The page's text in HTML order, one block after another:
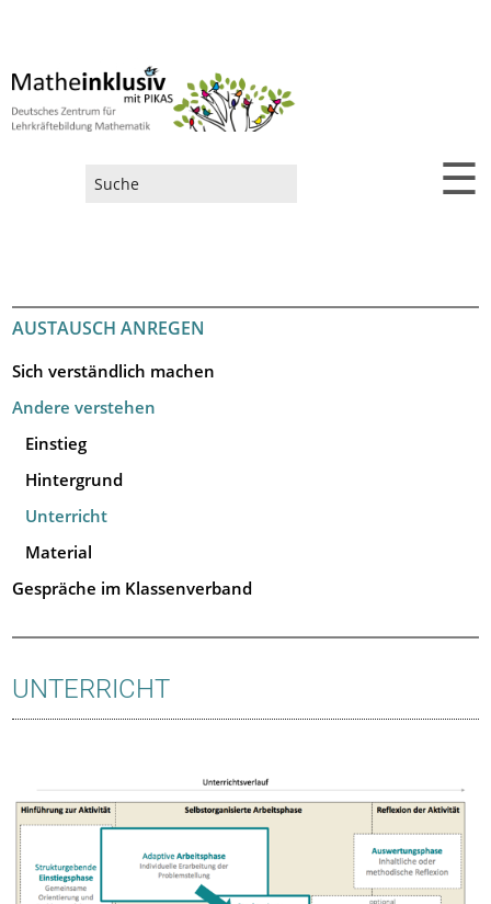
☰
AUSTAUSCH ANREGEN
Sich verständlich machen
Andere verstehen
Einstieg
Hintergrund
Unterricht
Material
Gespräche im Klassenverband
UNTERRICHT